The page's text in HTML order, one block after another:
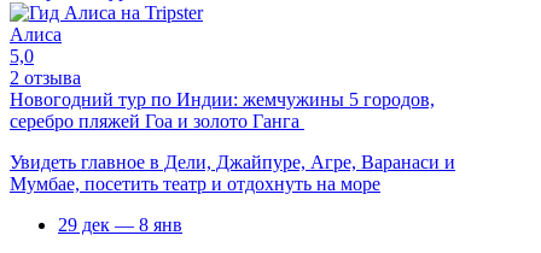
Алиса
5,0
2 отзыва
Новогодний тур по Индии: жемчужины 5 городов,
серебро пляжей Гоа и золото Ганга
Увидеть главное в Дели, Джайпуре, Агре, Варанаси и
Мумбае, посетить театр и отдохнуть на море
29 дек — 8 янв